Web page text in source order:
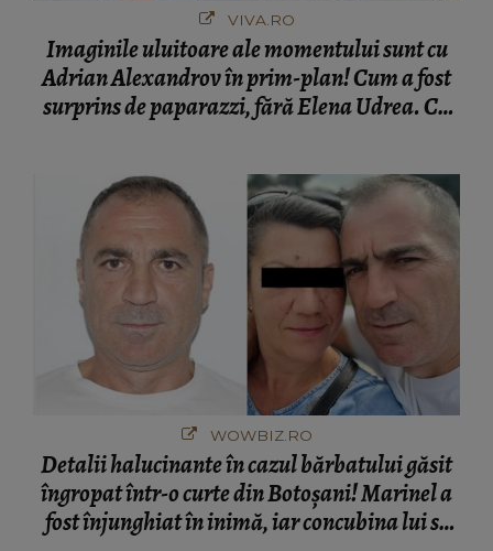
VIVA.RO
Imaginile uluitoare ale momentului sunt cu
Adrian Alexandrov în prim-plan! Cum a fost
surprins de paparazzi, fără Elena Udrea. Cu
WOWBIZ.RO
Detalii halucinante în cazul bărbatului găsit
îngropat într-o curte din Botoșani! Marinel a
fost înjunghiat în inimă, iar concubina lui se